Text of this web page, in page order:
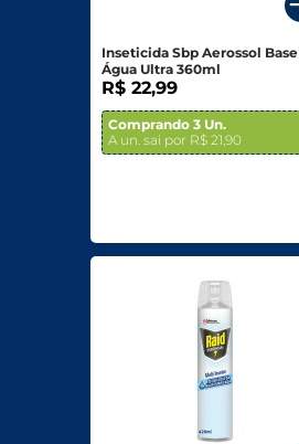
Mercearia
Bebidas
Carnes, Aves E Peixes
Inseticida Sbp Aerossol Base
Água Ultra 360ml
R$ 22,99
Comprando 3 Un.
A un. sai por R$ 21,90